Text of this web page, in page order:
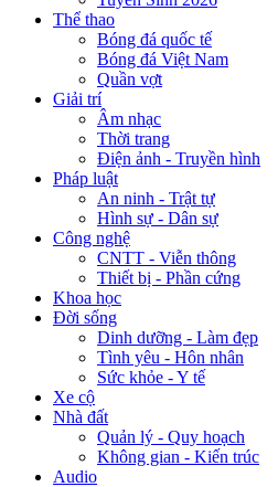
Thể thao
Bóng đá quốc tế
Bóng đá Việt Nam
Quần vợt
Giải trí
Âm nhạc
Thời trang
Điện ảnh - Truyền hình
Pháp luật
An ninh - Trật tự
Hình sự - Dân sự
Công nghệ
CNTT - Viễn thông
Thiết bị - Phần cứng
Khoa học
Đời sống
Dinh dưỡng - Làm đẹp
Tình yêu - Hôn nhân
Sức khỏe - Y tế
Xe cộ
Nhà đất
Quản lý - Quy hoạch
Không gian - Kiến trúc
Audio